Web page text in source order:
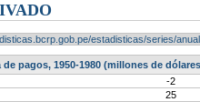
estadisticas/series/
de pagos, 1950-1980 (millones de
-2
25